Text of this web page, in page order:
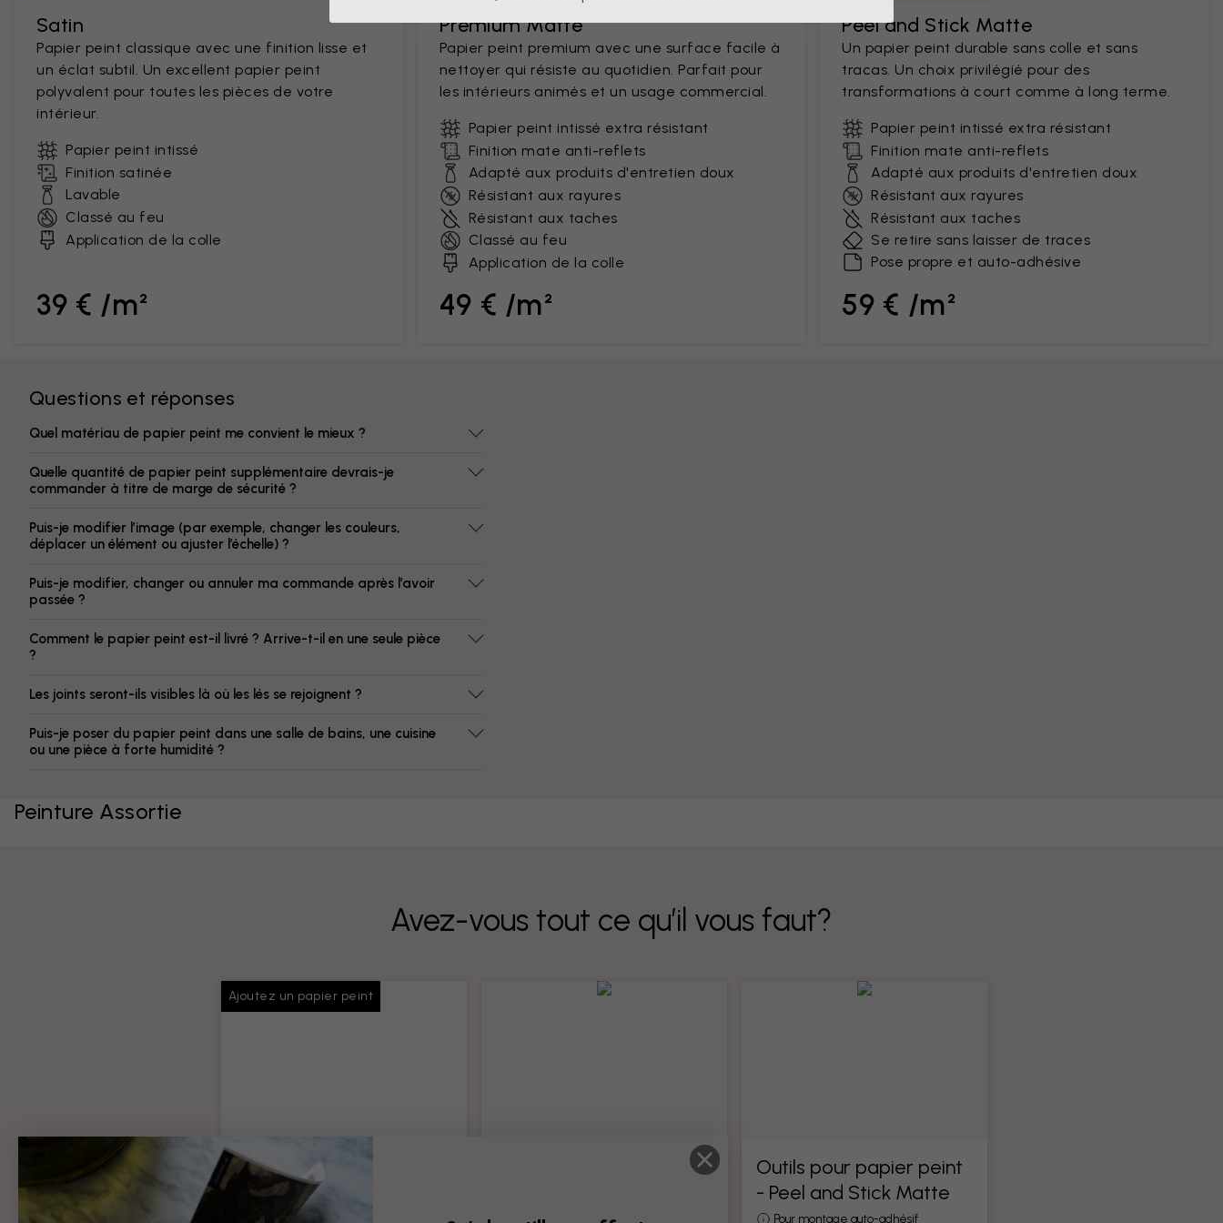
Satin
Papier peint classique avec une finition lisse et
un éclat subtil. Un excellent papier peint
polyvalent pour toutes les pièces de votre
intérieur.
Papier peint intissé
Finition satinée
Lavable
Classé au feu
Application de la colle
39 € /m²
Premium Matte
Papier peint premium avec une surface facile à
nettoyer qui résiste au quotidien. Parfait pour
les intérieurs animés et un usage commercial.
Papier peint intissé extra résistant
Finition mate anti-reflets
Adapté aux produits d'entretien doux
Résistant aux rayures
Résistant aux taches
Classé au feu
Application de la colle
49 € /m²
Peel and Stick Matte
Un papier peint durable sans colle et sans
tracas. Un choix privilégié pour des
transformations à court comme à long terme.
Papier peint intissé extra résistant
Finition mate anti-reflets
Adapté aux produits d'entretien doux
Résistant aux rayures
Résistant aux taches
Se retire sans laisser de traces
Pose propre et auto-adhésive
59 € /m²
Questions et réponses
Quel matériau de papier peint me convient le mieux ?
Quelle quantité de papier peint supplémentaire devrais-je
commander à titre de marge de sécurité ?
Puis-je modifier l’image (par exemple, changer les couleurs,
déplacer un élément ou ajuster l’échelle) ?
Puis-je modifier, changer ou annuler ma commande après l’avoir
passée ?
Comment le papier peint est-il livré ? Arrive-t-il en une seule pièce
?
Les joints seront-ils visibles là où les lés se rejoignent ?
Puis-je poser du papier peint dans une salle de bains, une cuisine
ou une pièce à forte humidité ?
Peinture Assortie
Avez-vous tout ce qu’il vous faut?
Ajoutez un papier peint
Colle pour papiers
peints
Colle suffisante pour toute votre
Outils pour papier peint
Outils pour papier peint
- Peel and Stick Matte
Pour montage auto-adhésif